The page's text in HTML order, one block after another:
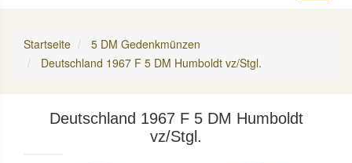
Startseite
5 DM Gedenkmünzen
Deutschland 1967 F 5 DM Humboldt vz/Stgl.
Deutschland 1967 F 5 DM Humboldt
vz/Stgl.